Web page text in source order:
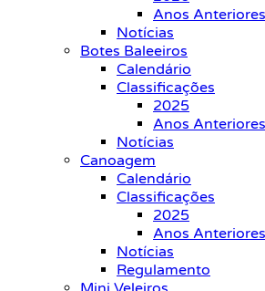
Anos Anteriores
Notícias
Botes Baleeiros
Calendário
Classificações
2025
Anos Anteriores
Notícias
Canoagem
Calendário
Classificações
2025
Anos Anteriores
Notícias
Regulamento